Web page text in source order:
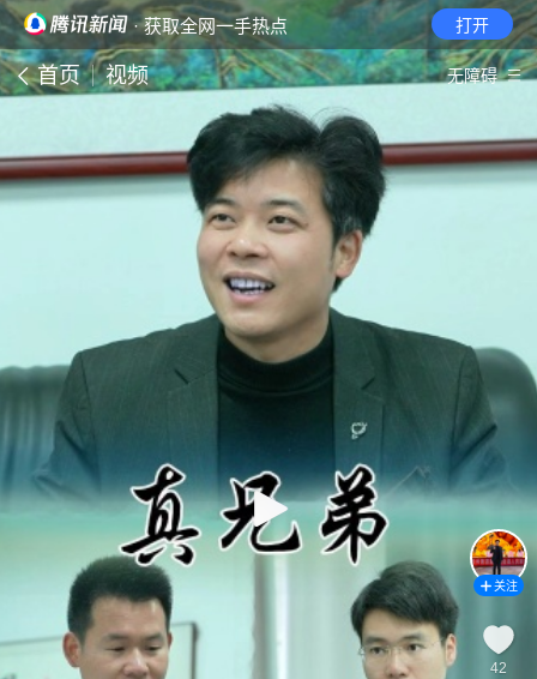
· 获取全网一手热点 打开
首页 视频 无障碍
关注
42